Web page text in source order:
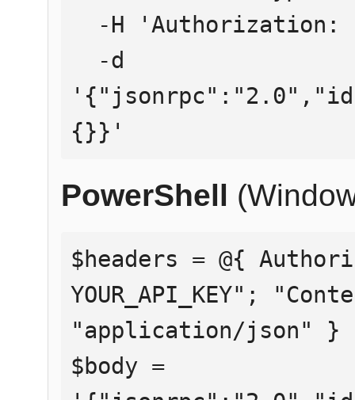
{}}'
PowerShell
$headers = @{
YOUR_API_KEY";
"application/json" }
$body =